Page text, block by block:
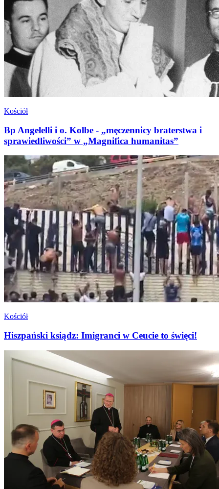
Kościół
Bp Angelelli i o. Kolbe - „męczennicy braterstwa i
sprawiedliwości” w „Magnifica humanitas”
Kościół
Hiszpański ksiądz: Imigranci w Ceucie to święci!